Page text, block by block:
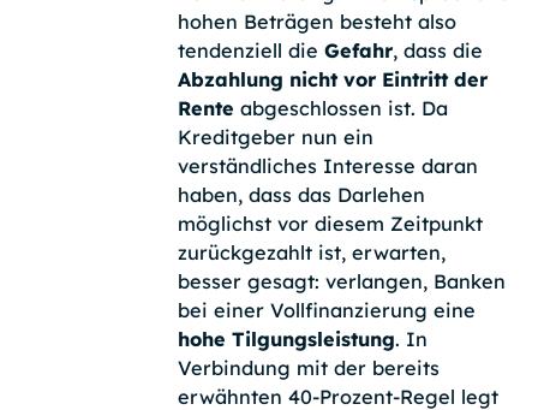
hohen Beträgen besteht also
tendenziell die Gefahr, dass die
Abzahlung nicht vor Eintritt der
Rente abgeschlossen ist. Da
Kreditgeber nun ein
verständliches Interesse daran
haben, dass das Darlehen
möglichst vor diesem Zeitpunkt
zurückgezahlt ist, erwarten,
besser gesagt: verlangen, Banken
bei einer Vollfinanzierung eine
hohe Tilgungsleistung. In
Verbindung mit der bereits
erwähnten 40-Prozent-Regel legt